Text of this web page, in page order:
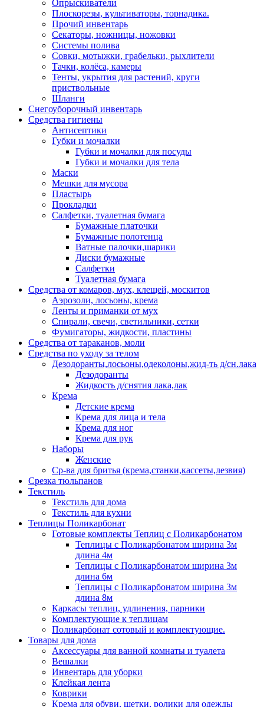
Опрыскиватели
Плоскорезы, культиваторы, торнадика.
Прочий инвентарь
Секаторы, ножницы, ножовки
Системы полива
Совки, мотыжки, грабельки, рыхлители
Тачки, колёса, камеры
Тенты, укрытия для растений, круги
приствольные
Шланги
Снегоуборочный инвентарь
Средства гигиены
Антисептики
Губки и мочалки
Губки и мочалки для посуды
Губки и мочалки для тела
Маски
Мешки для мусора
Пластырь
Прокладки
Салфетки, туалетная бумага
Бумажные платочки
Бумажные полотенца
Ватные палочки,шарики
Диски бумажные
Салфетки
Туалетная бумага
Средства от комаров, мух, клещей, москитов
Аэрозоли, лосьоны, крема
Ленты и приманки от мух
Спирали, свечи, светильники, сетки
Фумигаторы, жидкости, пластины
Средства от тараканов, моли
Средства по уходу за телом
Дезодоранты,лосьоны,одеколоны,жид-ть д/сн.лака
Дезодоранты
Жидкость д/снятия лака,лак
Крема
Детские крема
Крема для лица и тела
Крема для ног
Крема для рук
Наборы
Женские
Ср-ва для бритья (крема,станки,кассеты,лезвия)
Срезка тюльпанов
Текстиль
Текстиль для дома
Текстиль для кухни
Теплицы Поликарбонат
Готовые комплекты Теплиц с Поликарбонатом
Теплицы с Поликарбонатом ширина 3м
длина 4м
Теплицы с Поликарбонатом ширина 3м
длина 6м
Теплицы с Поликарбонатом ширина 3м
длина 8м
Каркасы теплиц, удлинения, парники
Комплектующие к теплицам
Поликарбонат сотовый и комплектующие.
Товары для дома
Аксессуары для ванной комнаты и туалета
Вешалки
Инвентарь для уборки
Клейкая лента
Коврики
Крема для обуви, щетки, ролики для одежды